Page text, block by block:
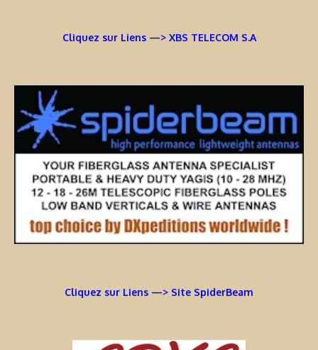
Cliquez sur Liens —> XBS TELECOM S.A
Cliquez sur Liens —> Site SpiderBeam